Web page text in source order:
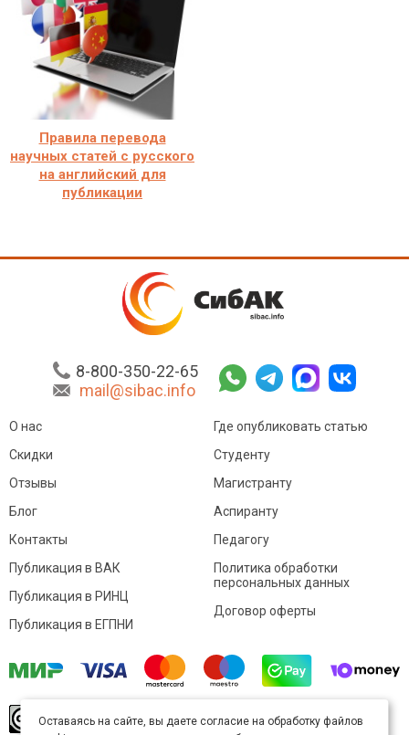
Правила перевода
научных статей с русского
на английский для
публикации
8-800-350-22-65
mail@sibac.info
О нас
Скидки
Отзывы
Блог
Контакты
Где опубликовать статью
Студенту
Магистранту
Аспиранту
Педагогу
Публикация в ВАК
Публикация в РИНЦ
Публикация в ЕГПНИ
Политика обработки
персональных данных
Договор оферты
произведение доступно полицензии Creative
Оставаясь на сайте, вы даете согласие на обработку файлов